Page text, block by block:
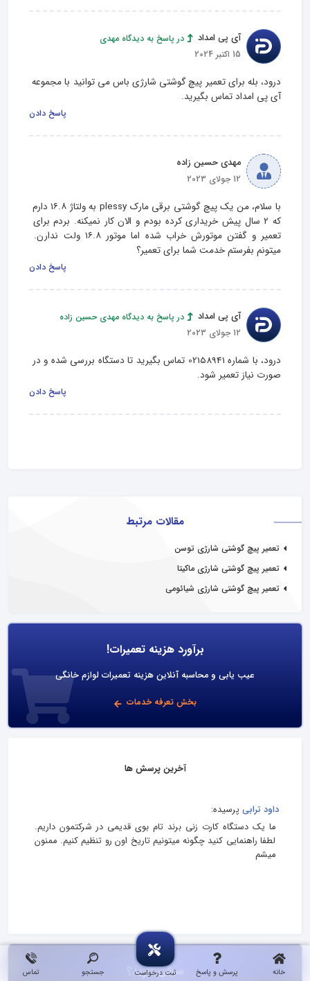
خانه پرسش و پاسخ ثبت درخواست جستجو تماس
مقالات مرتبط
تعمیر پیچ گوشتی شارژی توسن
تعمیر پیچ گوشتی شارژی ماکیتا
تعمیر پیچ گوشتی شارژی شیائومی
برآورد هزینه تعمیرات!
عیب یابی و محاسبه آنلاین هزینه تعمیرات لوازم خانگی
بخش تعرفه خدمات
آی پی امداد
در پاسخ به دیدگاه مهدی
15 اکتبر 2024
درود، بله برای تعمیر پیچ گوشتی شارژی باس می توانید با مجموعه
آی پی امداد تماس بگیرید.
پاسخ دادن
مهدی حسین زاده
12 جولای 2023
با سلام، من یک پیچ گوشتی برقی مارک plessy به ولتاژ ۱۶.۸ دارم
که ۲ سال پیش خریداری کرده بودم و الان کار نمیکنه. بردم برای
تعمیر و گفتن موتورش خراب شده اما موتور ۱۶.۸ ولت ندارن.
میتونم بفرستم خدمت شما برای تعمیر؟
پاسخ دادن
آی پی امداد
در پاسخ به دیدگاه مهدی حسین زاده
12 جولای 2023
درود، با شماره 02158941 تماس بگیرید تا دستگاه بررسی شده و در
صورت نیاز تعمیر شود.
پاسخ دادن
آخرین پرسش ها
داود ترابی پرسیده:
ما یک دستگاه کارت زنی برند تام بوی قدیمی در شرکتمون داریم.
لطفا راهنمایی کنید چگونه میتونیم تاریخ اون رو تنظیم کنیم. ممنون
میشم
سوالی دارید؟